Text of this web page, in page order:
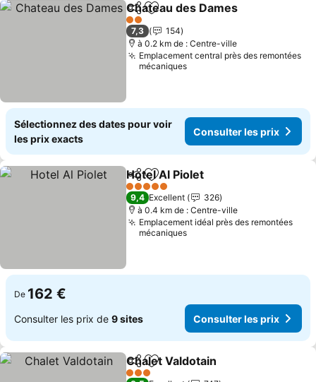
PartagerAjouter à mes favoris
Chateau des Dames
2 Étoiles
7,3
154
à 0.2 km de : Centre-ville
Emplacement central près des remontées
mécaniques
Sélectionnez des dates pour voir
les prix exacts
Consulter les prix
PartagerAjouter à mes favoris
Hotel Al Piolet
5 Étoiles
9,4 Excellent
326
à 0.4 km de : Centre-ville
Emplacement idéal près des remontées
mécaniques
De 162 €
Consulter les prix de 9 sites Consulter les prix
PartagerAjouter à mes favoris
Chalet Valdotain
3 Étoiles